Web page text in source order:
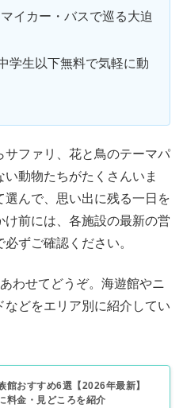
イカー・バスで巡る大迫
学生以下無料で気軽に動
ファリ、花と鳥のテーマパ
動物たちがたくさんいま
んで、思い出に残る一日を
前には、各施設の最新の営
ずご確認ください。
わせてどうぞ。海遊館やニ
どをエリア別に紹介してい
館おすすめ6選【2026年最新】
料金・見どころを紹介